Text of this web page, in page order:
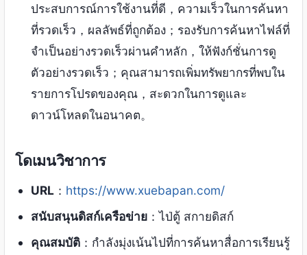
ประสบการณ์การใช้งานที่ดี，ความเร็วในการค้นหา
ที่รวดเร็ว，ผลลัพธ์ที่ถูกต้อง；รองรับการค้นหาไฟล์ที่
จำเป็นอย่างรวดเร็วผ่านคำหลัก，ให้ฟังก์ชั่นการดู
ตัวอย่างรวดเร็ว；คุณสามารถเพิ่มทรัพยากรที่พบใน
รายการโปรดของคุณ，สะดวกในการดูและ
ดาวน์โหลดในอนาคต。
โดเมนวิชาการ
URL ： https://www.xuebapan.com/
สนับสนุนดิสก์เครือข่าย ：ไป่ตู้ สกายดิสก์
คุณสมบัติ ：กำลังมุ่งเน้นไปที่การค้นหาสื่อการเรียนรู้